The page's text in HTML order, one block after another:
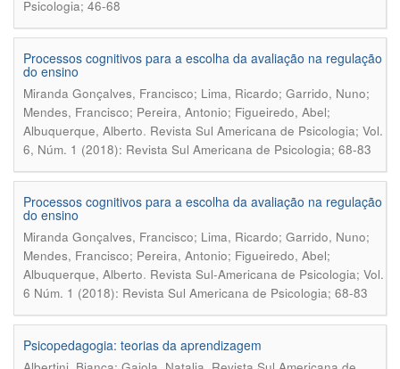
Psicologia; 46-68
Processos cognitivos para a escolha da avaliação na regulação
do ensino
Miranda Gonçalves, Francisco; Lima, Ricardo; Garrido, Nuno;
Mendes, Francisco; Pereira, Antonio; Figueiredo, Abel;
Albuquerque, Alberto. Revista Sul Americana de Psicologia; Vol.
6, Núm. 1 (2018): Revista Sul Americana de Psicologia; 68-83
Processos cognitivos para a escolha da avaliação na regulação
do ensino
Miranda Gonçalves, Francisco; Lima, Ricardo; Garrido, Nuno;
Mendes, Francisco; Pereira, Antonio; Figueiredo, Abel;
Albuquerque, Alberto. Revista Sul-Americana de Psicologia; Vol.
6 Núm. 1 (2018): Revista Sul Americana de Psicologia; 68-83
Psicopedagogia: teorias da aprendizagem